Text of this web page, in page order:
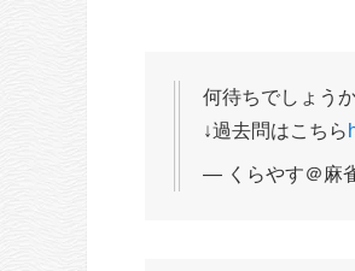
何待ちでしょう
↓過去問はこちら
— くらやす＠麻